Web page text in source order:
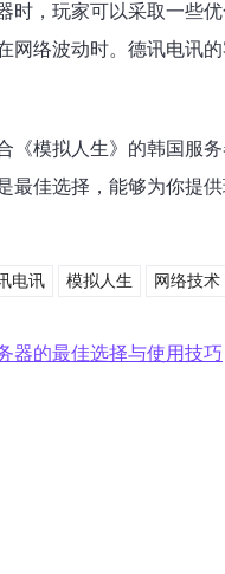
时，玩家可以采取一些
网络波动时。德讯电讯
《模拟人生》的韩国服
最佳选择，能够为你提供
电讯 模拟人生 网络技术
器的最佳选择与使用技巧